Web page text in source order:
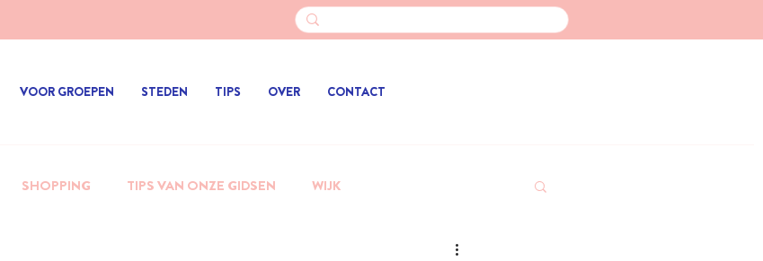
VOOR GROEPEN STEDEN TIPS OVER CONTACT
SHOPPING TIPS VAN ONZE GIDSEN WIJK